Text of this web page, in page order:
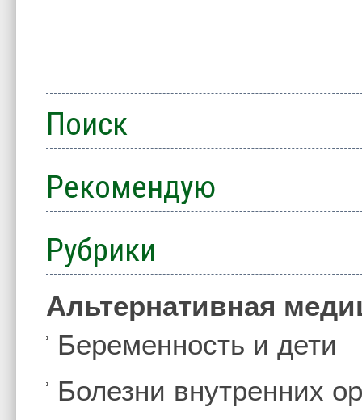
Поиск
Рекомендую
Рубрики
Альтернативная
Беременность и дети
Болезни внутренних